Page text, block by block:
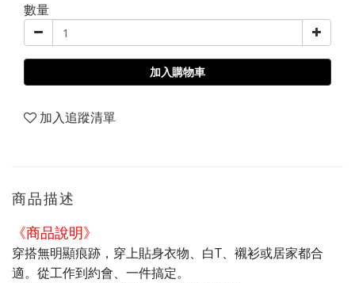
數量
加入購物車
加入追蹤清單
商品描述
《商品說明》
穿搭無明顯痕跡，穿上貼身衣物、白T、襯衫或居家都合
適。從工作到約會、一件搞定。